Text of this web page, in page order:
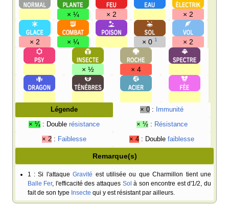
× ¼ × 2 × 2
× 2 × ¼ × 01 × 2
× ½ × 4
Légende × 0 : Immunité
× ¼ : Double résistance × ½ : Résistance
× 2 : Faiblesse × 4 : Double faiblesse
Remarque(s)
1 : Si l'attaqueGravité est utilisée ou que Charmillon tient une
Balle Fer, l'efficacité des attaques Sol à son encontre est d'1/2, du
fait de son type Insecte qui y est résistant par ailleurs.